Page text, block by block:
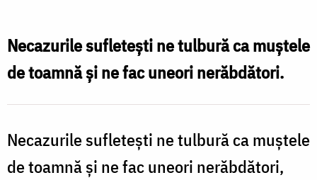
apărăm
de
/
Foto:
Necazurile sufletești ne tulbură ca muștele
de toamnă și ne fac uneori nerăbdători.
Necazurile sufletești ne tulbură ca muștele
de toamnă și ne fac uneori nerăbdători,